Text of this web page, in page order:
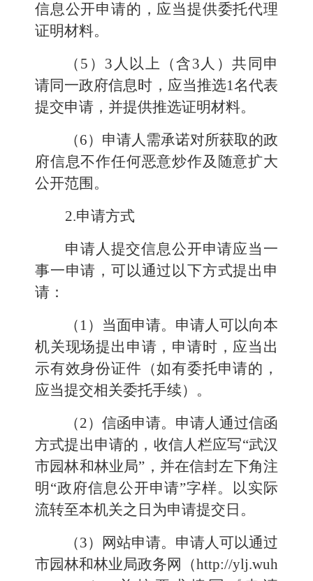
信息公开申请的，应当提供委托代理
证明材料。
（5）3人以上（含3人）共同申
请同一政府信息时，应当推选1名代表
提交申请，并提供推选证明材料。
（6）申请人需承诺对所获取的政
府信息不作任何恶意炒作及随意扩大
公开范围。
2.申请方式
申请人提交信息公开申请应当一
事一申请，可以通过以下方式提出申
请：
（1）当面申请。申请人可以向本
机关现场提出申请，申请时，应当出
示有效身份证件（如有委托申请的，
应当提交相关委托手续）。
（2）信函申请。申请人通过信函
方式提出申请的，收信人栏应写“武汉
市园林和林业局”，并在信封左下角注
明“政府信息公开申请”字样。以实际
流转至本机关之日为申请提交日。
（3）网站申请。申请人可以通过
市园林和林业局政务网（http://ylj.wuh